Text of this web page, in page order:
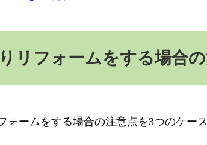
リフォームをする場合の
ォームをする場合の注意点を3つのケー